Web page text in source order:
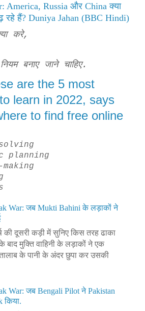
America, Russia और China क्या
रहे हैं? Duniya Jahan (BBC Hindi)
करे,
बनाए जाने चाहिए.
are the 5 most
learn in 2022, says
to find free online
planning
War: जब Mukti Bahini के लड़ाकों ने
की दूसरी कड़ी में सुनिए किस तरह ढाका
के बाद मुक्ति वाहिनी के लड़ाकों ने एक
के पानी के अंदर छुपा कर उसकी
War: जब Bengali Pilot ने Pakistan
किया.